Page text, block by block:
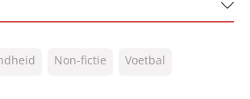
489Non-fictie
Voetbal